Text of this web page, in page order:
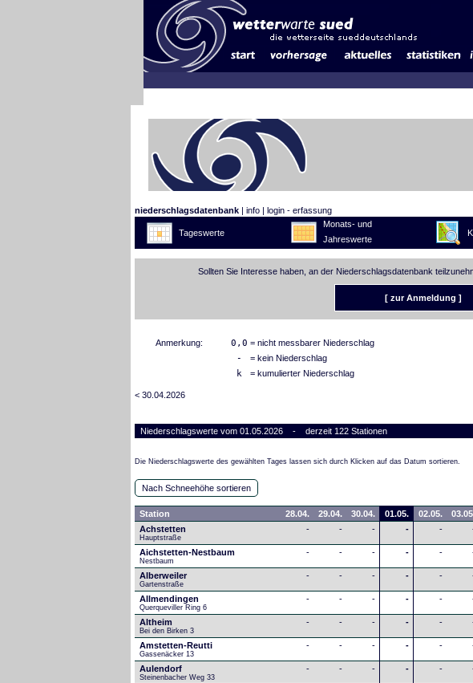
niederschlagsdatenbank | info | login - erfassung
Tageswerte
Monats- und
Jahreswerte
Sollten Sie Interesse haben, an der Niederschlagsdatenbank
[ zur Anmeldung ]
Anmerkung: 0,0 = nicht messbarer Niederschlag
- = kein Niederschlag
k = kumulierter Niederschlag
< 30.04.2026
Niederschlagswerte vom 01.05.2026 - derzeit 122 Stationen
Die Niederschlagswerte des gewählten Tages lassen sich durch Klicken auf das Datum sortieren.
Nach Schneehöhe sortieren
Station 28.04. 29.04. 30.04. 01.05. 02.05.
Achstetten
Hauptstraße
- - - - -
Aichstetten-Nestbaum
Nestbaum
- - - - -
Alberweiler
Gartenstraße
- - - - -
Allmendingen
Querqueviller Ring 6
- - - - -
Altheim
Bei den Birken 3
- - - - -
Amstetten-Reutti
Gassenäcker 13
- - - - -
Aulendorf
Steinenbacher Weg 33
- - - - -